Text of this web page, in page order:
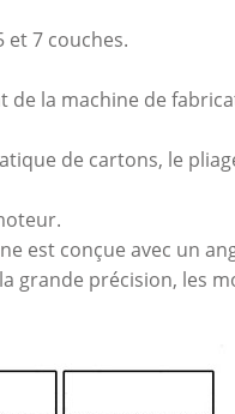
et 7 couches.
de la machine de
de cartons, le
est conçue avec un
grande précision, les